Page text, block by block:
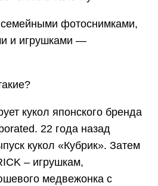
фотоснимками,
и игрушками —
кукол японского бренда
22 года назад
кукол «Кубрик». Затем
– игрушкам,
медвежонка с